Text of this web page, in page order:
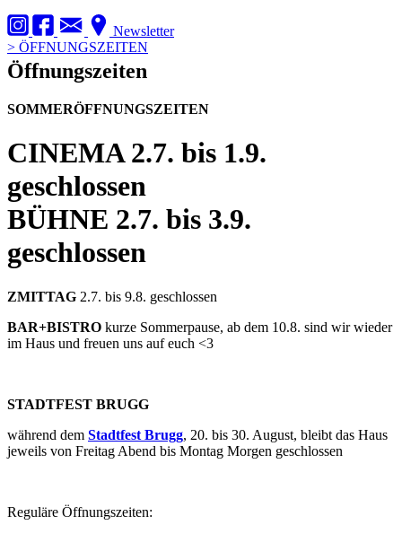
Newsletter
> ÖFFNUNGSZEITEN
Öffnungszeiten
SOMMERÖFFNUNGSZEITEN
CINEMA2.7. bis 1.9.
geschlossen
BÜHNE 2.7. bis 3.9.
geschlossen
ZMITTAG 2.7. bis 9.8. geschlossen
BAR+BISTRO kurze Sommerpause, ab dem 10.8. sind wir wieder
im Haus und freuen uns auf euch <3
STADTFEST BRUGG
während dem Stadtfest Brugg, 20. bis 30. August, bleibt das Haus
jeweils von Freitag Abend bis Montag Morgen geschlossen
Reguläre Öffnungszeiten: